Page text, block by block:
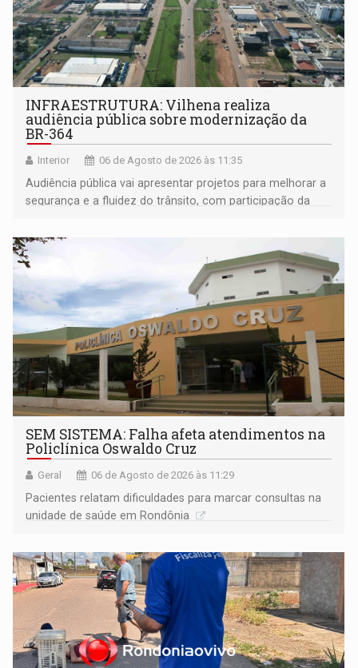
INFRAESTRUTURA: Vilhena realiza
audiência pública sobre modernização da
BR-364
Interior 06 de Agosto de 2026 às 11:35
Audiência pública vai apresentar projetos para melhorar a
segurança e a fluidez do trânsito, com participação da
SEM SISTEMA: Falha afeta atendimentos na
Policlínica Oswaldo Cruz
Geral 06 de Agosto de 2026 às 11:29
Pacientes relatam dificuldades para marcar consultas na
unidade de saúde em Rondônia